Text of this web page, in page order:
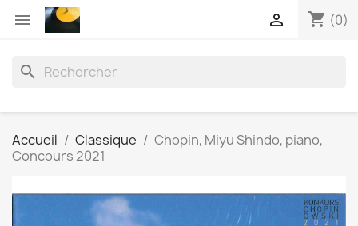
 shopping_cart (0)

search
Accueil Classique
Chopin, Miyu Shindo, piano,
Concours 2021